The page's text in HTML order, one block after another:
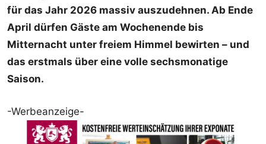
für das Jahr 2026 massiv auszudehnen. Ab Ende
April dürfen Gäste am Wochenende bis
Mitternacht unter freiem Himmel bewirten – und
das erstmals über eine volle sechsmonatige
Saison.
-Werbeanzeige-